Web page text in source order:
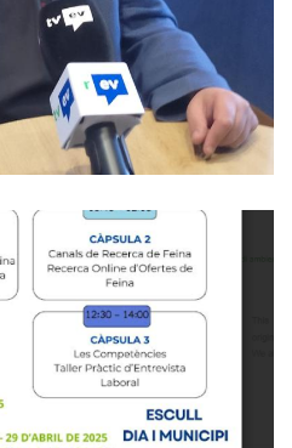
Règim Intern
Orienta
Ocupació